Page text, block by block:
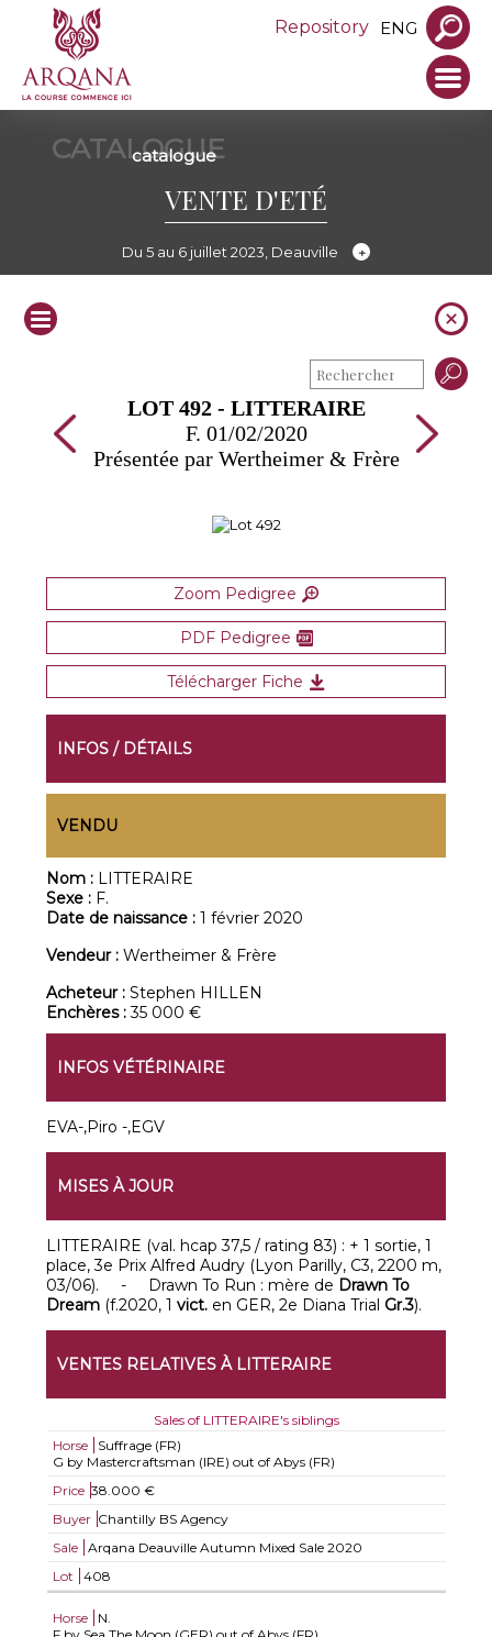
Repository ENG
CATALOGUE
catalogue
VENTE D'ETÉ
Du 5 au 6 juillet 2023, Deauville
LOT 492 - LITTERAIRE
F. 01/02/2020
Présentée par Wertheimer & Frère
Zoom Pedigree
PDF Pedigree
Télécharger Fiche
INFOS / DÉTAILS
VENDU
Nom : LITTERAIRE
Sexe : F.
Date de naissance :1 février 2020
Vendeur :Wertheimer & Frère
Acheteur :Stephen HILLEN
Enchères :35 000 €
INFOS VÉTÉRINAIRE
EVA-,Piro -,EGV
MISES À JOUR
LITTERAIRE (val. hcap 37,5 / rating 83) : + 1 sortie, 1
place, 3e Prix Alfred Audry (Lyon Parilly, C3, 2200 m,
03/06). - Drawn To Run : mère de Drawn To
Dream (f.2020, 1vict. en GER, 2e Diana Trial Gr.3).
VENTES RELATIVES À LITTERAIRE
Sales of LITTERAIRE's siblings
Horse
Suffrage (FR)
G by Mastercraftsman (IRE) out of Abys (FR)
Price 38.000 €
Buyer Chantilly BS Agency
Sale
Arqana Deauville Autumn Mixed Sale 2020
Lot
408
Horse
N.